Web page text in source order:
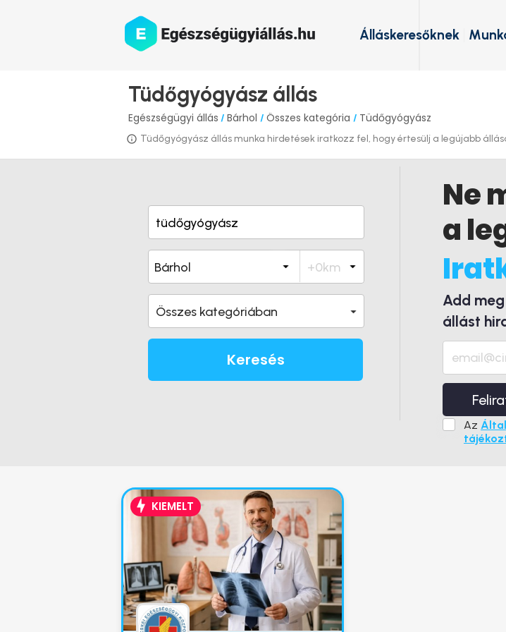
Álláskeresőknek
Tüdőgyógyász állás
Egészségügyi állás / Bárhol / Összes kategória / Tüdőgyógyász
Tüdőgyógyász állás munka hirdetések iratkozz fel, hogy értesülj a legújabb
Összes kategóriában
Keresés
Ne
a
Add
állást
Az
KIEMELT